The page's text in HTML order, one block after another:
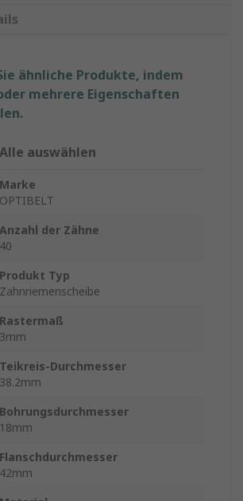
ähnliche Produkte, indem
mehrere Eigenschaften
Alle auswählen
Marke
OPTIBELT
Anzahl der Zähne
40
Produkt Typ
Zahnriemenscheibe
Rastermaß
3mm
Teikreis-Durchmesser
38.2mm
Bohrungsdurchmesser
18mm
Flanschdurchmesser
42mm